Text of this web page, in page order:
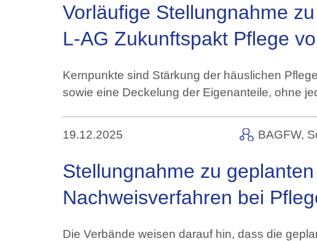
Vorläufige Stellungnahme
L-AG Zukunftspakt Pflege
Kernpunkte sind Stärkung der häuslichen
sowie eine Deckelung der Eigenanteile, ohne
19.12.2025 BAGFW,
Stellungnahme zu
Nachweisverfahren bei
Die Verbände weisen darauf hin, dass die